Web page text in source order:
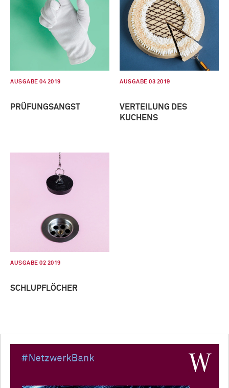
AUSGABE 04 2019
PRÜFUNGSANGST
AUSGABE 03 2019
VERTEILUNG DES
KUCHENS
AUSGABE 02 2019
SCHLUPFLÖCHER